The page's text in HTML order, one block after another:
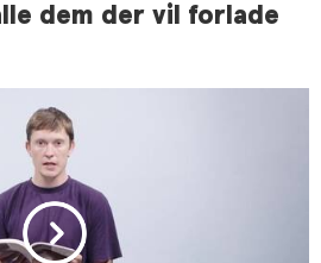
dem der vil forlade